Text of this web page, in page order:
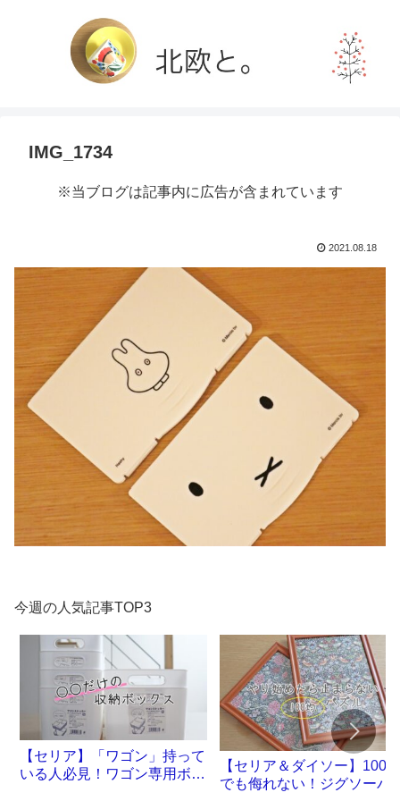
IMG_1734
※当ブログは記事内に広告が含まれています
2021.08.18
今週の人気記事TOP3
【セリア】「ワゴン」持って
いる人必見！ワゴン専用ボッ
【セリア＆ダイソー】100円
でも侮れない！ジグソーパ